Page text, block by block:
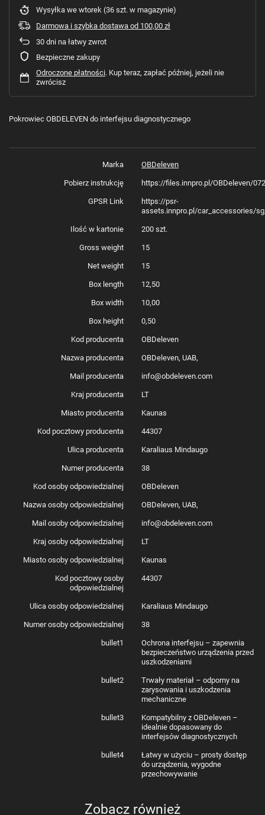
Wysyłka we wtorek (36 szt. w magazynie)
Darmowa i szybka dostawa od 100,00 zł
30 dni na łatwy zwrot
Bezpieczne zakupy
Odroczone płatności. Kup teraz, zapłać później, jeżeli nie
zwrócisz
Pokrowiec OBDELEVEN do interfejsu diagnostycznego
Marka OBDeleven
Pobierz instrukcję https://files.innpro.pl/OBDeleven/
GPSR Link
https://psr-
assets.innpro.pl/car_accessories/
Ilość w kartonie 200 szt.
Gross weight 15
Net weight 15
Box length 12,50
Box width 10,00
Box height 0,50
Kod producenta OBDeleven
Nazwa producenta OBDeleven, UAB,
Mail producenta info@obdeleven.com
Kraj producenta LT
Miasto producenta Kaunas
Kod pocztowy producenta 44307
Ulica producenta Karaliaus Mindaugo
Numer producenta 38
Kod osoby odpowiedzialnej OBDeleven
Nazwa osoby odpowiedzialnej OBDeleven, UAB,
Mail osoby odpowiedzialnej info@obdeleven.com
Kraj osoby odpowiedzialnej LT
Miasto osoby odpowiedzialnej Kaunas
Kod pocztowy osoby
odpowiedzialnej
44307
Ulica osoby odpowiedzialnej Karaliaus Mindaugo
Numer osoby odpowiedzialnej 38
bullet1
Ochrona interfejsu – zapewnia
bezpieczeństwo urządzenia przed
uszkodzeniami
bullet2
Trwały materiał – odporny na
zarysowania i uszkodzenia
mechaniczne
bullet3
Kompatybilny z OBDeleven –
idealnie dopasowany do
interfejsów diagnostycznych
bullet4
Łatwy w użyciu – prosty dostęp
do urządzenia, wygodne
przechowywanie
Zobacz również